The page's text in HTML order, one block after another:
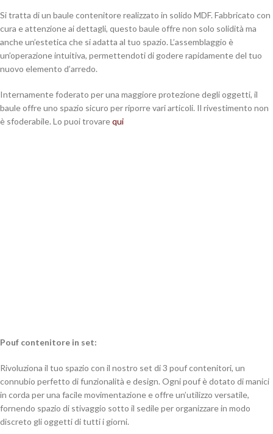
Si tratta di un baule contenitore realizzato in solido MDF. Fabbricato con
cura e attenzione ai dettagli, questo baule offre non solo solidità ma
anche un’estetica che si adatta al tuo spazio. L’assemblaggio è
un’operazione intuitiva, permettendoti di godere rapidamente del tuo
nuovo elemento d’arredo.
Internamente foderato per una maggiore protezione degli oggetti, il
baule offre uno spazio sicuro per riporre vari articoli. Il rivestimento non
è sfoderabile. Lo puoi trovarequi
Pouf contenitore in set:
Rivoluziona il tuo spazio con il nostro set di 3 pouf contenitori, un
connubio perfetto di funzionalità e design. Ogni pouf è dotato di manici
in corda per una facile movimentazione e offre un’utilizzo versatile,
fornendo spazio di stivaggio sotto il sedile per organizzare in modo
discreto gli oggetti di tutti i giorni.